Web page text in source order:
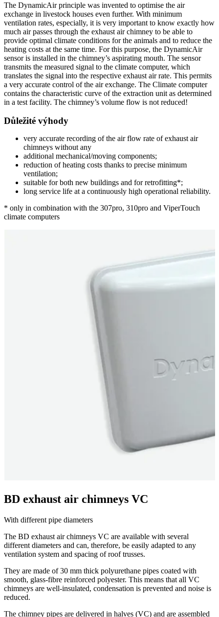
The DynamicAir principle was invented to optimise the air
exchange in livestock houses even further. With minimum
ventilation rates, especially, it is very important to know exactly how
much air passes through the exhaust air chimney to be able to
provide optimal climate conditions for the animals and to reduce the
heating costs at the same time. For this purpose, the DynamicAir
sensor is installed in the chimney’s aspirating mouth. The sensor
transmits the measured signal to the climate computer, which
translates the signal into the respective exhaust air rate. This permits
a very accurate control of the air exchange. The Climate computer
contains the characteristic curve of the extraction unit as determined
in a test facility. The chimney’s volume flow is not reduced!
Důležité výhody
very accurate recording of the air flow rate of exhaust air
chimneys without any
additional mechanical/moving components;
reduction of heating costs thanks to precise minimum
ventilation;
suitable for both new buildings and for retrofitting*;
long service life at a continuously high operational reliability.
* only in combination with the 307pro, 310pro and ViperTouch
climate computers
BD exhaust air chimneys VC
With different pipe diameters
The BD exhaust air chimneys VC are available with several
different diameters and can, therefore, be easily adapted to any
ventilation system and spacing of roof trusses.
They are made of 30 mm thick polyurethane pipes coated with
smooth, glass-fibre reinforced polyester. This means that all VC
chimneys are well-insulated, condensation is prevented and noise is
reduced.
The chimney pipes are delivered in halves (VC) and are assembled